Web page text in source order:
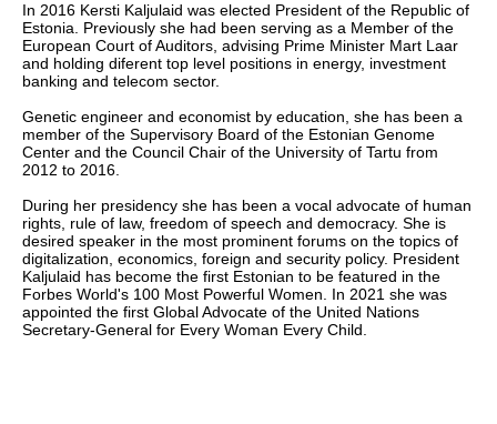
In 2016 Kersti Kaljulaid was elected President of the Republic of
Estonia. Previously she had been serving as a Member of the
European Court of Auditors, advising Prime Minister Mart Laar
and holding diferent top level positions in energy, investment
banking and telecom sector.
Genetic engineer and economist by education, she has been a
member of the Supervisory Board of the Estonian Genome
Center and the Council Chair of the University of Tartu from
2012 to 2016.
During her presidency she has been a vocal advocate of human
rights, rule of law, freedom of speech and democracy. She is
desired speaker in the most prominent forums on the topics of
digitalization, economics, foreign and security policy. President
Kaljulaid has become the first Estonian to be featured in the
Forbes World's 100 Most Powerful Women. In 2021 she was
appointed the first Global Advocate of the United Nations
Secretary-General for Every Woman Every Child.